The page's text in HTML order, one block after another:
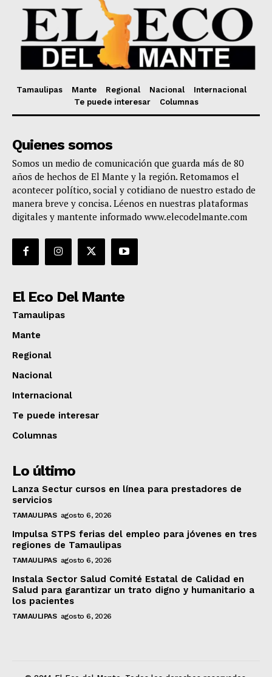
Tamaulipas Mante Regional Nacional
Internacional
Te puede interesar
Columnas
Quienes somos
Somos un medio de comunicación que guarda más de 80
años de hechos de El Mante y la región. Retomamos el
acontecer político, social y cotidiano de nuestro estado de
manera breve y concisa. Léenos en nuestras plataformas
digitales y mantente informado www.elecodelmante.com
El Eco Del Mante
Tamaulipas
Mante
Regional
Nacional
Internacional
Te puede interesar
Columnas
Lo último
Lanza Sectur cursos en línea para prestadores de
servicios
TAMAULIPAS agosto 6, 2026
Impulsa STPS ferias del empleo para jóvenes en tres
regiones de Tamaulipas
TAMAULIPAS agosto 6, 2026
Instala Sector Salud Comité Estatal de Calidad en
Salud para garantizar un trato digno y humanitario a
los pacientes
TAMAULIPAS agosto 6, 2026